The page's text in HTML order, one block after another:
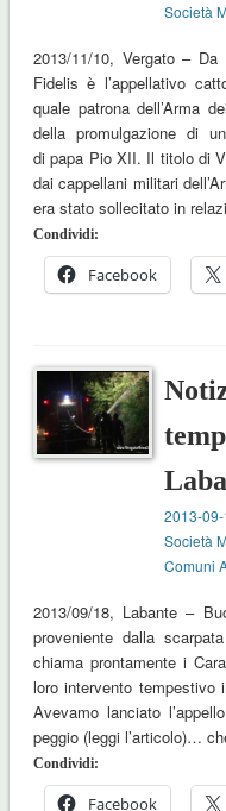
Società
2013/11/10, Vergato –
Fidelis è l’appellativo
quale patrona dell’Arma
della promulgazione di
di papa Pio XII. Il titolo di
dai cappellani militari
era stato sollecitato in
Condividi:
Facebook
2013-
Società
Comuni
2013/09/18, Labante –
proveniente dalla
chiama prontamente i
loro intervento tempestivo
Avevamo lanciato
peggio (leggi l’articolo)…
Condividi:
Facebook